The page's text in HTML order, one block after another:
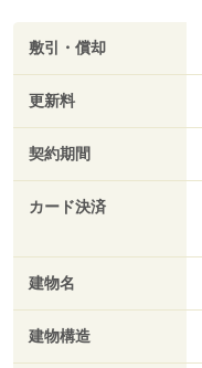
敷引・償却
更新料
契約期間
カード決済
建物名
建物構造